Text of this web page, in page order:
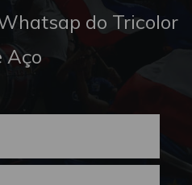
do Tricolor
Aço